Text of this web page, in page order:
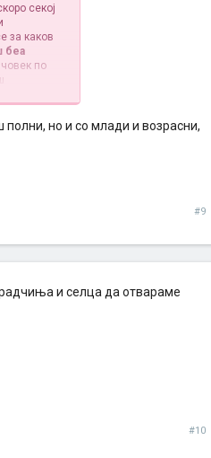
секој
за каков
беа
по
подобро
полни, но и со млади и возрасни,
#9
и селца да отвараме
#10